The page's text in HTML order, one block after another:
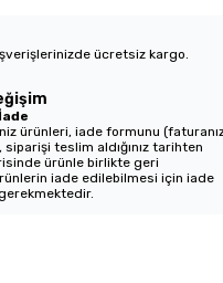
ücretsiz kargo.
ürünleri, iade formunu
teslim aldığınız tarihten
ürünle birlikte geri
iade edilebilmesi için iade